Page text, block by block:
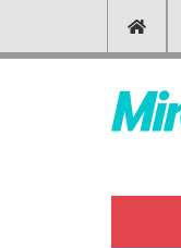
contenu
Main